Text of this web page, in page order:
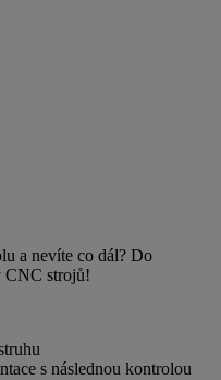
a nevíte co dál? Do
CNC strojů!
s následnou kontrolou